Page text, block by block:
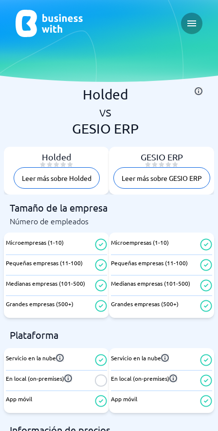
Open
Holded
vs
GESIO ERP
Holded
Leer más sobre Holded
GESIO ERP
Leer más sobre GESIO ERP
Tamaño de la empresa
Número de empleados
Microempresas (1-10)
Pequeñas empresas (11-100)
Medianas empresas (101-500)
Grandes empresas (500+)
Microempresas (1-10)
Pequeñas empresas (11-100)
Medianas empresas (101-500)
Grandes empresas (500+)
Plataforma
Servicio en la nube
En local (on-premises)
App móvil
Servicio en la nube
En local (on-premises)
App móvil